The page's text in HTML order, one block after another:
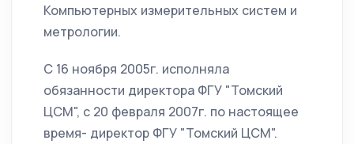
Компьютерных измерительных систем и
метрологии.
С 16 ноября 2005г. исполняла
обязанности директора ФГУ "Томский
ЦСМ", с 20 февраля 2007г. по настоящее
время- директор ФГУ "Томский ЦСМ".